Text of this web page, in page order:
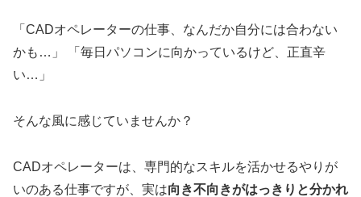
「CADオペレーターの仕事、なんだか自分には合わない
かも…」 「毎日パソコンに向かっているけど、正直辛
い…」
そんな風に感じていませんか？
CADオペレーターは、専門的なスキルを活かせるやりが
いのある仕事ですが、実は向き不向きがはっきりと分かれ